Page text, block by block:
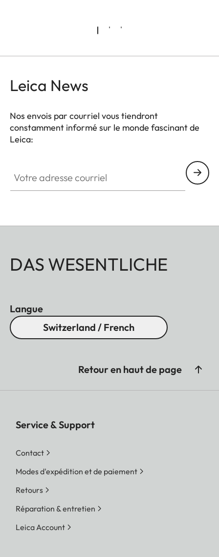
Leica News
Nos envois par courriel vous tiendront
constamment informé sur le monde fascinant de
Leica:
DAS WESENTLICHE
Langue
Switzerland / French
Retour en haut de page
Service & Support
Contact
Modes d'expédition et de paiement
Retours
Réparation & entretien
Leica Account